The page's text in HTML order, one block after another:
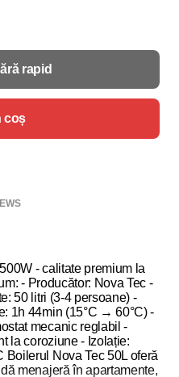
rapid
coș
- calitate premium la
- Producător: Nova Tec -
50 litri (3-4 persoane) -
1h 44min (15°C → 60°C) -
mecanic reglabil -
la coroziune - Izolație:
Boilerul Nova Tec 50L oferă
menajeră în apartamente,